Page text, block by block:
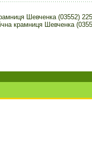
Шевченка (03552)
крамниця Шевченка